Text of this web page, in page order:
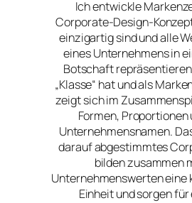
Ich entwickle
Corporate-Design-
einzigartig sind und alle
eines Unternehmens in
Botschaft
„Klasse“ hat und als
zeigt sich im
Formen, Proportionen
Unternehmensnamen.
darauf abgestimmtes
bilden zusammen
Unternehmenswerten eine
Einheit und sorgen